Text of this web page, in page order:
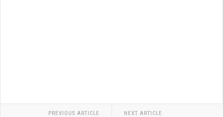
PREVIOUS ARTICLE NEXT ARTICLE